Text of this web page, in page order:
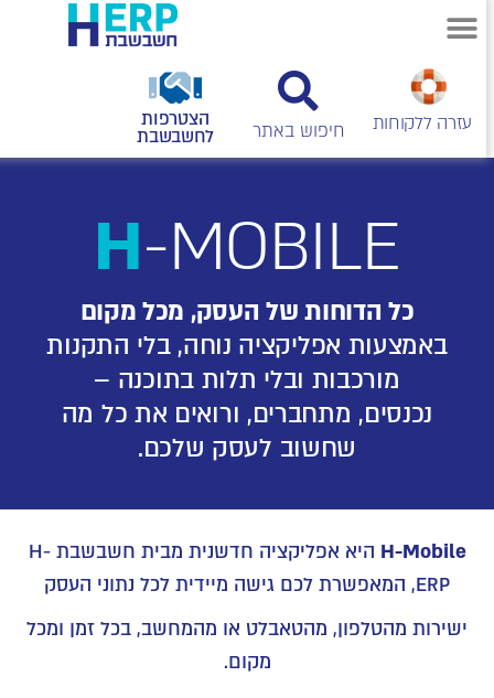
עזרה ללקוחות הצטרפות
לחשבשבת
H-MOBILE
כל הדוחות של העסק, מכל מקום
באמצעות אפליקציה נוחה, בלי התקנות
מורכבות ובלי תלות בתוכנה –
נכנסים, מתחברים, ורואים את כל מה
שחשוב לעסק שלכם.
H-Mobile
היא אפליקציה חדשנית מבית חשבשבת H-
ERP, המאפשרת לכם גישה מיידית לכל נתוני העסק
ישירות מהטלפון, מהטאבלט או מהמחשב, בכל זמן ומכל
מקום.